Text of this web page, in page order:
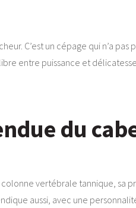
C’est un cépage qui n’a pas
entre puissance et délicatesse.
du
vertébrale tannique, sa
aussi, avec une